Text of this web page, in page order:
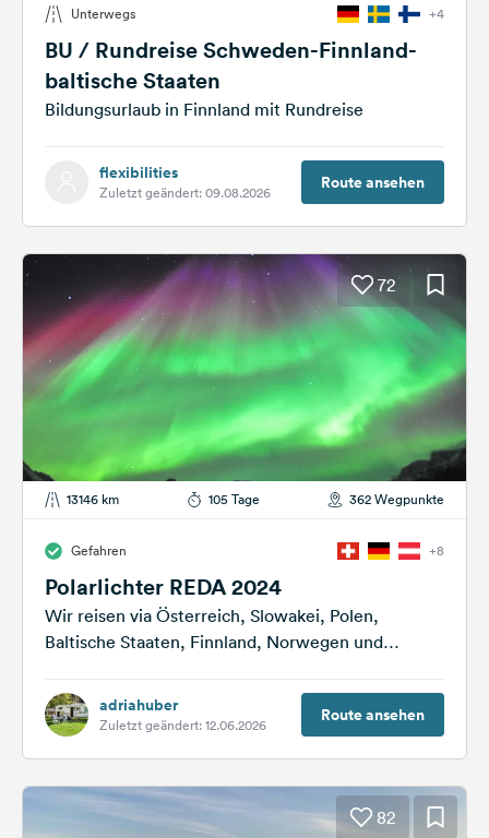
Feedback
Sprache:
Deutsch
Facebook
Instagram
Unterwegs +4
BU / Rundreise Schweden-Finnland-
baltische Staaten
Bildungsurlaub in Finnland mit Rundreise
flexibilities
Zuletzt geändert: 09.08.2026 Route ansehen
72
13146 km 105 Tage 362 Wegpunkte
Gefahren +8
Polarlichter REDA 2024
Wir reisen via Österreich, Slowakei, Polen,
Baltische Staaten, Finnland, Norwegen und
Reiseführern entnahmen wir schon...
adriahuber
Zuletzt geändert: 12.06.2026 Route ansehen
82